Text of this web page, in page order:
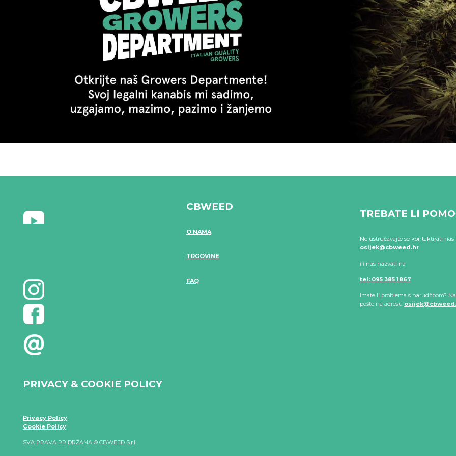
PRIVACY & COOKIE POLICY
Privacy Policy
Cookie Policy
SVA PRAVA PRIDRŽANA © CBWEED S.r.l.
CBWEED
O NAMA
TRGOVINE
FAQ
TREBATE LI
Ne ustručavajte se kontaktirati nas
osijek@cbweed.hr
ili nas nazvati na
tel: 095 385 1867
Imate li problema s narudžbom?
pošte na adresu